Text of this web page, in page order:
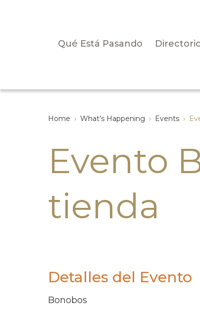
Qué Está Pasando
Home › What’s Happening › Events ›
Evento
tienda
Detalles del Evento
Bonobos